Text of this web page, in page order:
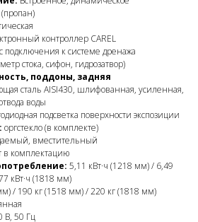
контроллер CAREL
подключения к системе дренажа
стока, сифон, гидрозатвор)
поддоны, задняя
сталь AISI430, шлифованная, усиленная,
воды
подсветка поверхности экспозиции
оргстекло (в комплекте)
вместительный
в комплектацию
5,11 кВт·ч (1218 мм) / 6,49
кВт·ч (1818 мм)
/ 190 кг (1518 мм) / 220 кг (1818 мм)
В, 50 Гц